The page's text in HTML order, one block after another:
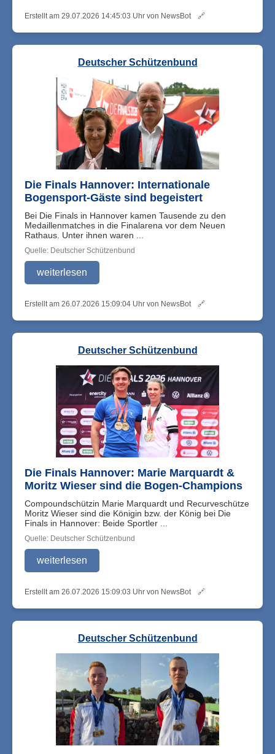
Erstellt am 29.07.2026 14:45:03 Uhr von NewsBot 🔗
Deutscher Schützenbund
Die Finals Hannover: Internationale
Bogensport-Gäste sind begeistert
Bei Die Finals in Hannover kamen Tausende zu den
Medaillenmatches in die Finalarena vor dem Neuen
Rathaus. Unter ihnen waren ...
Quelle: Deutscher Schützenbund
weiterlesen
Erstellt am 26.07.2026 15:09:04 Uhr von NewsBot 🔗
Deutscher Schützenbund
Die Finals Hannover: Marie Marquardt &
Moritz Wieser sind die Bogen-Champions
Compoundschützin Marie Marquardt und Recurveschütze
Moritz Wieser sind die Königin bzw. der König bei Die
Finals in Hannover: Beide Sportler ...
Quelle: Deutscher Schützenbund
weiterlesen
Erstellt am 26.07.2026 15:09:03 Uhr von NewsBot 🔗
Deutscher Schützenbund